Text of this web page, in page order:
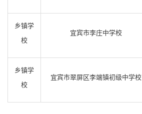
乡镇学
校
宜宾市李庄中学校
乡镇学
校
宜宾市翠屏区李端镇初级中学校